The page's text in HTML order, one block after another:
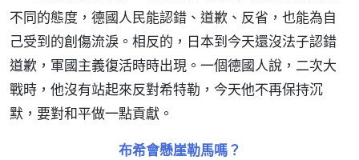
不同的態度，德國人民能認錯、道歉、反省，也能為自
己受到的創傷流淚。相反的，日本到今天還沒法子認錯
道歉，軍國主義復活時時出現。一個德國人說，二次大
戰時，他沒有站起來反對希特勒，今天他不再保持沉
默，要對和平做一點貢獻。
布希會懸崖勒馬嗎？